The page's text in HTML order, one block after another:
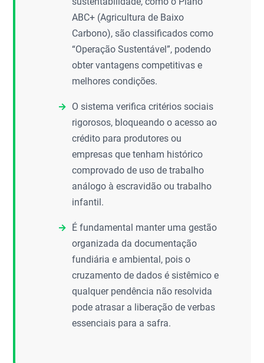
ABC+ (Agricultura de Baixo
Carbono), são classificados como
“Operação Sustentável”, podendo
obter vantagens competitivas e
melhores condições.
O sistema verifica critérios sociais
rigorosos, bloqueando o acesso ao
crédito para produtores ou
empresas que tenham histórico
comprovado de uso de trabalho
análogo à escravidão ou trabalho
infantil.
É fundamental manter uma gestão
organizada da documentação
fundiária e ambiental, pois o
cruzamento de dados é sistêmico e
qualquer pendência não resolvida
pode atrasar a liberação de verbas
essenciais para a safra.